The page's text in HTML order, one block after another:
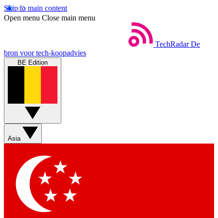
Skip to main content
Open menu Close main menu
TechRadar De
bron voor tech-koopadvies
BE Edition
Asia